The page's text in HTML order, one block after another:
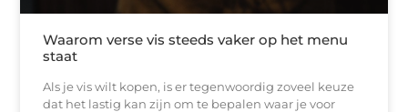
Waarom verse vis steeds vaker op het menu
staat
Als je vis wilt kopen, is er tegenwoordig zoveel keuze
dat het lastig kan zijn om te bepalen waar je voor